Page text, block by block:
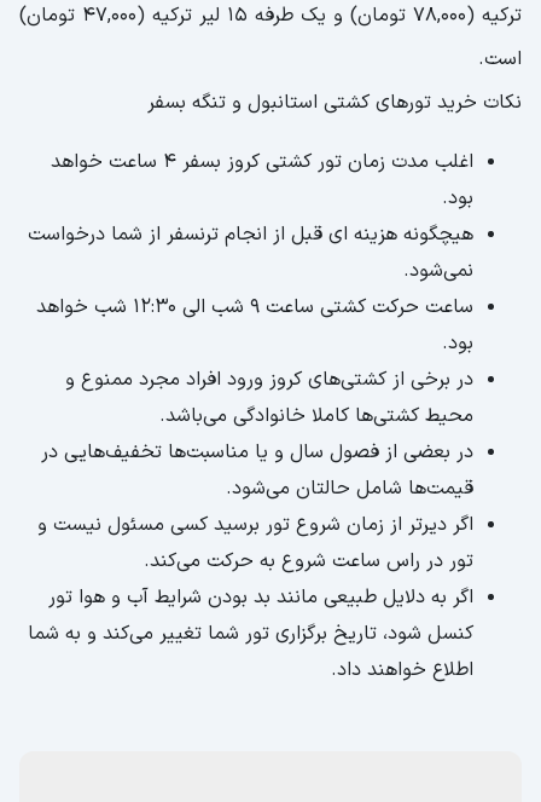
ترکیه (78,000 تومان) و یک طرفه 15 لیر ترکیه (47,000 تومان)
است.
نکات خرید تورهای کشتی استانبول و تنگه بسفر
اغلب مدت زمان تور کشتی کروز بسفر ۴ ساعت خواهد
بود.
هیچگونه هزینه ای قبل از انجام ترنسفر از شما درخواست
نمی‌شود.
ساعت حرکت کشتی ساعت ۹ شب الی ۱۲:۳۰ شب خواهد
بود.
در برخی از کشتی‌های کروز ورود افراد مجرد ممنوع و
محیط کشتی‌ها کاملا خانوادگی می‌باشد.
در بعضی از فصول سال و یا مناسبت‌ها تخفیف‌هایی در
قیمت‌ها شامل حالتان می‌شود.
اگر دیرتر از زمان شروع تور برسید کسی مسئول نیست و
تور در راس ساعت شروع به حرکت می‌کند.
اگر به دلایل طبیعی مانند بد بودن شرایط آب و هوا تور
کنسل شود، تاریخ برگزاری تور شما تغییر می‌کند و به شما
اطلاع خواهند داد.